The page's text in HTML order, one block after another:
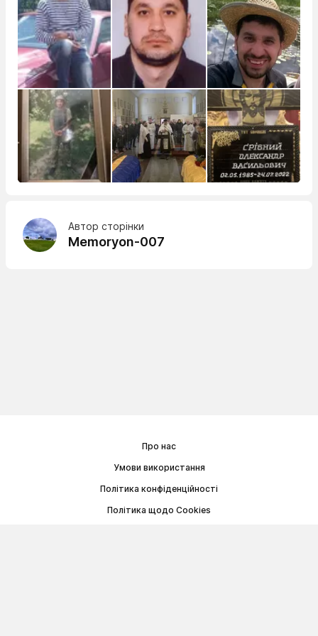
Автор сторінки
Memoryon-007
Про нас
Умови використання
Політика конфіденційності
Політика щодо Cookies